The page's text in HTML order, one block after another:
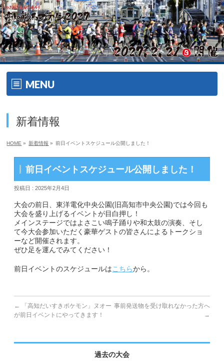
MENU
大会の特徴
エイドメニュー
副賞・特別賞・参加賞
大会データ
コース&アクセス
新着情報
HOME » 新着情報 » 前日イベントスケジュール公開しました！
前日イベントスケジュール公開しました！
投稿日 : 2025年2月4日
大会の前日、東洋電化中央公園(旧高知市中央公園)では今回も
大会を盛り上げるイベントが目白押し！
メインステージではよさこい鳴子踊りや和太鼓の演奏、そし
て今大会参加いただく豪華ゲストの皆さんによるトークショ
ーなど開催されます。
ぜひ足を運んでみてください！
前日イベントのスケジュールはこちらから。
←
「高知だいすきポケモン」ヌオー
が前日イベントにやってきます！
事前発送物を受け取れなかった方へ
→
過去の大会